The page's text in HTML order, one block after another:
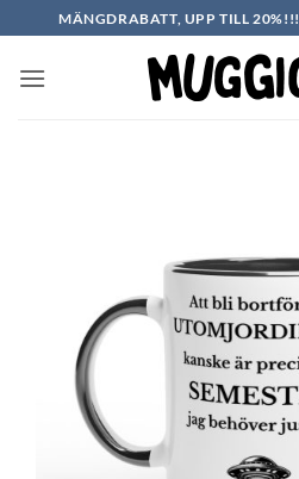
to
content
MÄNGDRABATT, UPP TILL 20%!!!